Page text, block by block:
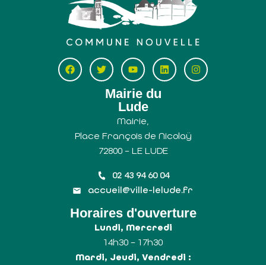
Mairie du
Lude
Mairie,
Place François de Nicolaÿ
72800 – LE LUDE
02 43 94 60 04
accueil@ville-lelude.fr
Horaires d'ouverture
Lundi, Mercredi
14h30 – 17h30
Mardi, Jeudi, Vendredi :